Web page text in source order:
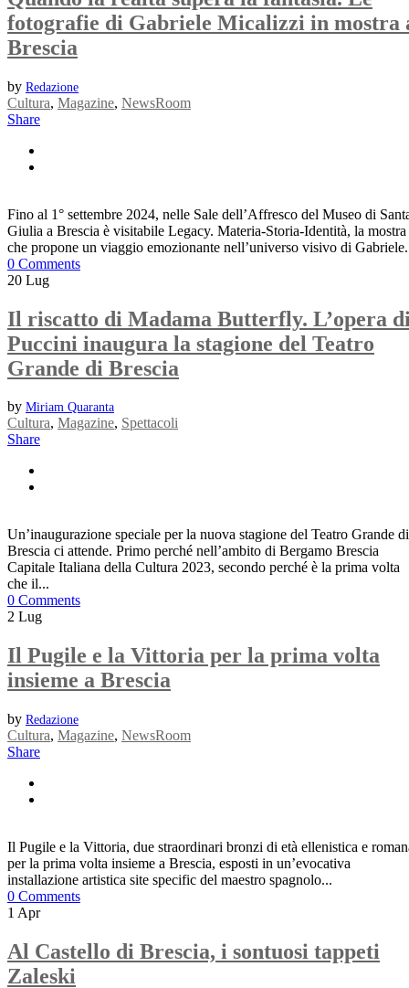
fotografie di Gabriele Micalizzi in mostra
Brescia
by Redazione
Cultura, Magazine, NewsRoom
Share
Fino al 1° settembre 2024, nelle Sale dell’Affresco del Museo di
Giulia a Brescia è visitabile Legacy. Materia-Storia-Identità, la mostra
che propone un viaggio emozionante nell’universo visivo di
0 Comments
20 Lug
Il riscatto di Madama Butterfly. L’opera
Puccini inaugura la stagione del Teatro
Grande di Brescia
by Miriam Quaranta
Cultura, Magazine, Spettacoli
Share
Un’inaugurazione speciale per la nuova stagione del Teatro Grande di
Brescia ci attende. Primo perché nell’ambito di Bergamo Brescia
Capitale Italiana della Cultura 2023, secondo perché è la prima volta
che il...
0 Comments
2 Lug
Il Pugile e la Vittoria per la prima volta
insieme a Brescia
by Redazione
Cultura, Magazine, NewsRoom
Share
Il Pugile e la Vittoria, due straordinari bronzi di età ellenistica e
per la prima volta insieme a Brescia, esposti in un’evocativa
installazione artistica site specific del maestro spagnolo...
0 Comments
1 Apr
Al Castello di Brescia, i sontuosi tappeti
Zaleski